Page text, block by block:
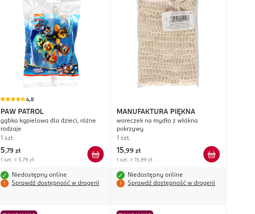
4,8
PAW PATROL
gąbka kąpielowa dla dzieci, różne
rodzaje
1 szt.
5,79 zł
1 szt. = 5,79 zł
Niedostępny online
Sprawdź dostępność w drogerii
MANUFAKTURA PIĘKNA
woreczek na mydło z włókna
pokrzywy
1 szt.
15,99 zł
1 szt. = 15,99 zł
Niedostępny online
Sprawdź dostępność w drogerii